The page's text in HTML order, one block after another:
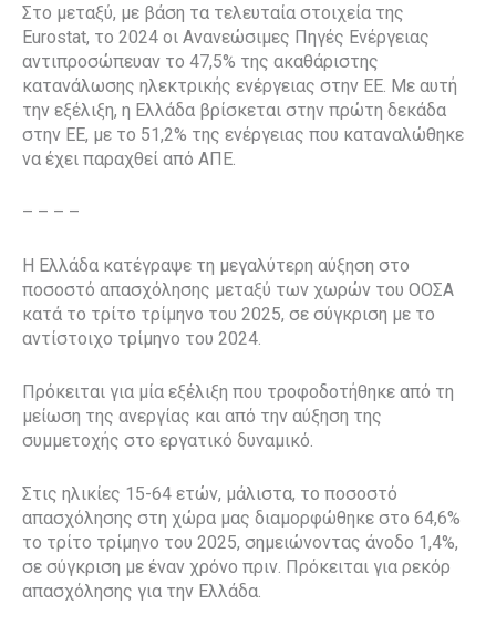
Στο μεταξύ, με βάση τα τελευταία στοιχεία της
Eurostat, το 2024 οι Ανανεώσιμες Πηγές Ενέργειας
αντιπροσώπευαν το 47,5% της ακαθάριστης
κατανάλωσης ηλεκτρικής ενέργειας στην ΕΕ. Με αυτή
την εξέλιξη, η Ελλάδα βρίσκεται στην πρώτη δεκάδα
στην ΕΕ, με το 51,2% της ενέργειας που καταναλώθηκε
να έχει παραχθεί από ΑΠΕ.
– – – –
Η Ελλάδα κατέγραψε τη μεγαλύτερη αύξηση στο
ποσοστό απασχόλησης μεταξύ των χωρών του ΟΟΣΑ
κατά το τρίτο τρίμηνο του 2025, σε σύγκριση με το
αντίστοιχο τρίμηνο του 2024.
Πρόκειται για μία εξέλιξη που τροφοδοτήθηκε από τη
μείωση της ανεργίας και από την αύξηση της
συμμετοχής στο εργατικό δυναμικό.
Στις ηλικίες 15-64 ετών, μάλιστα, το ποσοστό
απασχόλησης στη χώρα μας διαμορφώθηκε στο 64,6%
το τρίτο τρίμηνο του 2025, σημειώνοντας άνοδο 1,4%,
σε σύγκριση με έναν χρόνο πριν. Πρόκειται για ρεκόρ
απασχόλησης για την Ελλάδα.